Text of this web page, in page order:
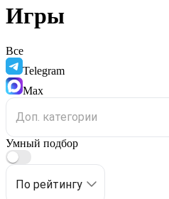
Игры
Все
Telegram
Max
Умный подбор
По рейтингу